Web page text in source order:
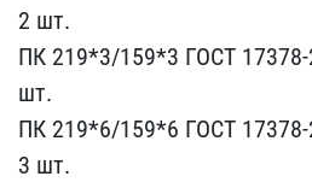
2 шт.
ПК 219*3/159*3 ​ГОСТ 17378-
шт.
ПК 219*6/159*6​ ГОСТ 17378-
3 шт.